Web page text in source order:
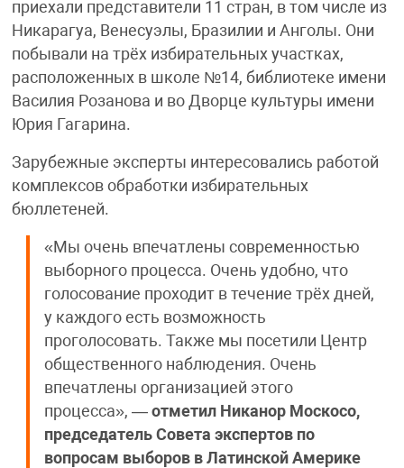
приехали представители 11 стран, в том числе из
Никарагуа, Венесуэлы, Бразилии и Анголы. Они
побывали на трёх избирательных участках,
расположенных в школе №14, библиотеке имени
Василия Розанова и во Дворце культуры имени
Юрия Гагарина.
Зарубежные эксперты интересовались работой
комплексов обработки избирательных
бюллетеней.
«Мы очень впечатлены современностью
выборного процесса. Очень удобно, что
голосование проходит в течение трёх дней,
у каждого есть возможность
проголосовать. Также мы посетили Центр
общественного наблюдения. Очень
впечатлены организацией этого
процесса», — отметил Никанор Москосо,
председатель Совета экспертов по
вопросам выборов в Латинской Америке